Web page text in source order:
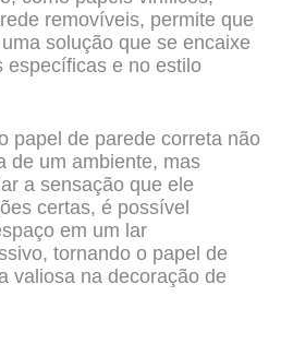
removíveis, permite que
solução que se encaixe
específicas e no estilo
papel de parede correta não
de um ambiente, mas
a sensação que ele
certas, é possível
em um lar
tornando o papel de
valiosa na decoração de